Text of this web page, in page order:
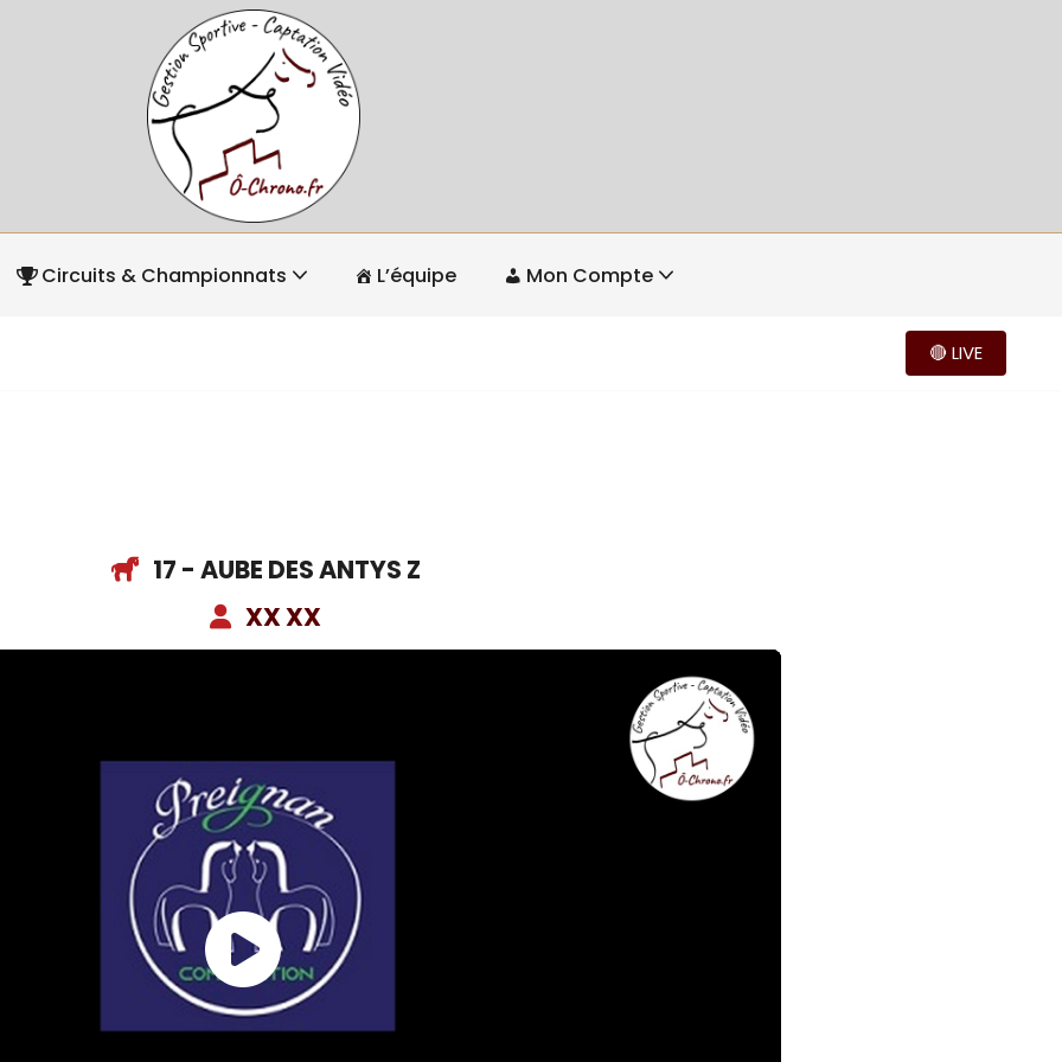
Circuits & Championnats L’équipe Mon Compte
🔴 LIVE
17 - AUBE DES ANTYS Z
XX XX